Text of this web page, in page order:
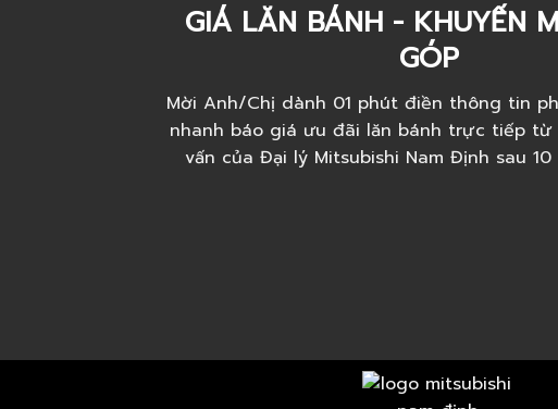
GIÁ LĂN BÁNH - KHUYẾN
GÓP
Mời Anh/Chị dành 01 phút điền thông tin
nhanh báo giá ưu đãi lăn bánh trực tiếp từ
vấn của Đại lý Mitsubishi Nam Định sau